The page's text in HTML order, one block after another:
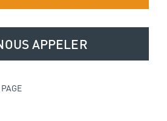
APPELER